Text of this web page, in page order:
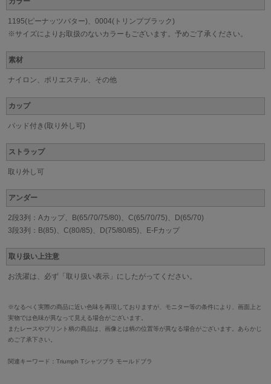
1195(ピーナッツバター)、0004(トリンプブラック)
※サイズによりお取扱のないカラーもございます。予めご了承ください。
素材
ナイロン、ポリエステル、その他
カップ
パッド付き(取り外し可)
ストラップ
取り外し可
アンダー
2段3列：Aカップ、B(65/70/75/80)、C(65/70/75)、D(65/70)
3段3列：B(85)、C(80/85)、D(75/80/85)、E-Fカップ
取り扱い上注意
お洗濯は、必ず「取り扱い表示」にしたがってください。
※なるべく実際の商品に近い色味を再現しておりますが、モニター等の条件により、画面上と
実物では色味が異なって見える場合がございます。
またレースやプリント柄の商品は、画像とは柄の位置等が異なる場合がございます。あらかじ
めご了承下さい。
関連キーワード：Triumph Tシャツブラ モールドブラ